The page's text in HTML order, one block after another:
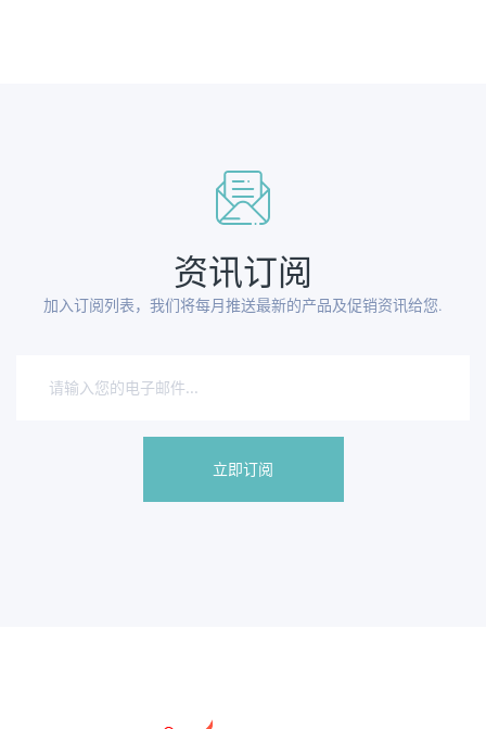
资讯订阅
加入订阅列表，我们将每月推送最新的产品及促销资讯给您.
立即订阅